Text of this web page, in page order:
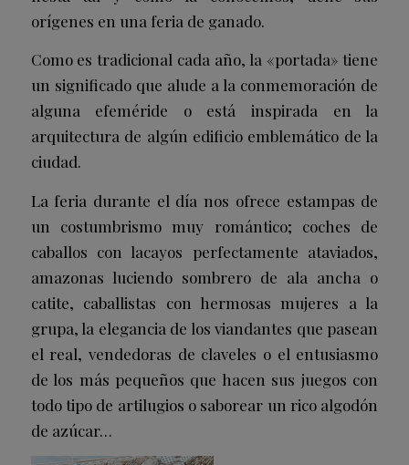
orígenes en una feria de ganado.
Como es tradicional cada año, la «portada» tiene
un significado que alude a la conmemoración de
alguna efeméride o está inspirada en la
arquitectura de algún edificio emblemático de la
ciudad.
La feria durante el día nos ofrece estampas de
un costumbrismo muy romántico; coches de
caballos con lacayos perfectamente ataviados,
amazonas luciendo sombrero de ala ancha o
catite, caballistas con hermosas mujeres a la
grupa, la elegancia de los viandantes que pasean
el real, vendedoras de claveles o el entusiasmo
de los más pequeños que hacen sus juegos con
todo tipo de artilugios o saborear un rico algodón
de azúcar…